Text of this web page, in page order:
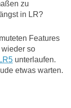
zu
in LR?
Features
so
unterlaufen.
etwas warten.